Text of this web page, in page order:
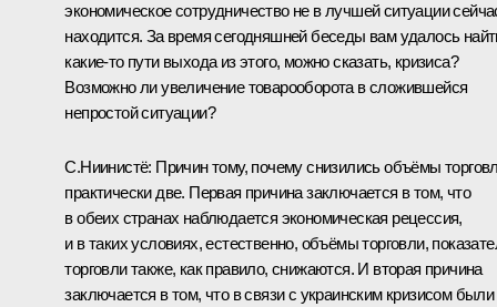
экономическое сотрудничество не в лучшей ситуации
находится. За время сегодняшней беседы вам удалось
какие‑то пути выхода из этого, можно сказать, кризиса?
Возможно ли увеличение товарооборота в сложившейся
непростой ситуации?
С.Ниинистё: Причин тому, почему снизились объёмы
практически две. Первая причина заключается в том, что
в обеих странах наблюдается экономическая рецессия,
и в таких условиях, естественно, объёмы торговли,
торговли также, как правило, снижаются. И вторая причина
заключается в том, что в связи с украинским кризисом были